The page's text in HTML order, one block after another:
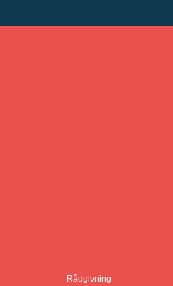
Rådgivning